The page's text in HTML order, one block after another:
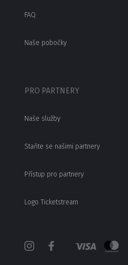
FAQ
Naše pobočky
PRO PARTNERY
Naše služby
Staňte se našimi partnery
Přístup pro partnery
Logo Ticketstream